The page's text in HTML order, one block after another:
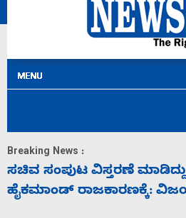
Breaking News :
‘ಕಳೆದ 3-4
ಮುಗಿಸಿದೆ ಭಾರತ